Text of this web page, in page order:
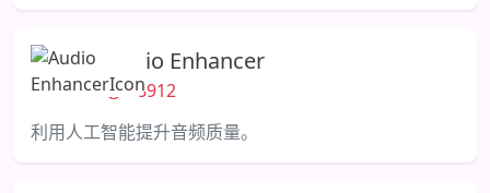
Audio Enhancer
48912
利用人工智能提升音频质量。